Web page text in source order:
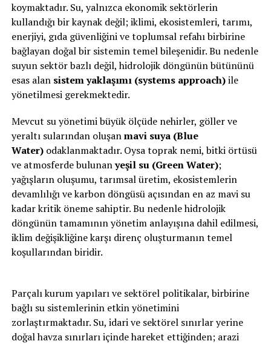
koymaktadır. Su, yalnızca ekonomik sektörlerin
kullandığı bir kaynak değil; iklimi, ekosistemleri, tarımı,
enerjiyi, gıda güvenliğini ve toplumsal refahı birbirine
bağlayan doğal bir sistemin temel bileşenidir. Bu nedenle
suyun sektör bazlı değil, hidrolojik döngünün bütününü
esas alan sistem yaklaşımı (systems approach)ile
yönetilmesi gerekmektedir.
Mevcut su yönetimi büyük ölçüde nehirler, göller ve
yeraltı sularından oluşanmavi suya (Blue
Water)odaklanmaktadır. Oysa toprak nemi, bitki örtüsü
ve atmosferde bulunanyeşil su (Green Water);
yağışların oluşumu, tarımsal üretim, ekosistemlerin
devamlılığı ve karbon döngüsü açısından en az mavi su
kadar kritik öneme sahiptir. Bu nedenle hidrolojik
döngünün tamamının yönetim anlayışına dahil edilmesi,
iklim değişikliğine karşı direnç oluşturmanın temel
koşullarından biridir.
Parçalı kurum yapıları ve sektörel politikalar, birbirine
bağlı su sistemlerinin etkin yönetimini
zorlaştırmaktadır. Su, idari ve sektörel sınırlar yerine
doğal havza sınırları içinde hareket ettiğinden; arazi